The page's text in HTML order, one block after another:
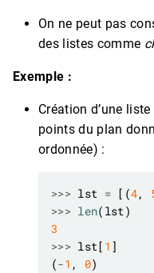
On ne peut pas
des listes comme
Exemple :
Création d’une
points du plan
ordonnée) :
>>> lst = [(4,
>>> len
3
>>> lst[ 1
(-1 , 0